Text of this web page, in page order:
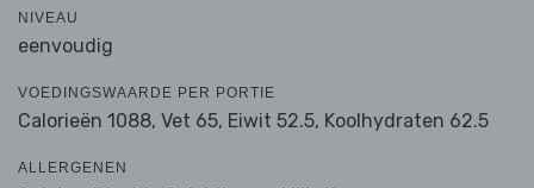
NIVEAU
eenvoudig
VOEDINGSWAARDE PER PORTIE
Calorieën 1088, Vet 65, Eiwit 52.5, Koolhydraten 62.5
ALLERGENEN